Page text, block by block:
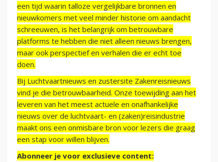
een tijd waarin talloze vergelijkbare bronnen en
nieuwkomers met veel minder historie om aandacht
schreeuwen, is het belangrijk om betrouwbare
platforms te hebben die niet alleen nieuws brengen,
maar ook perspectief en verhalen die er echt toe
doen.
Bij Luchtvaartnieuws en zustersite Zakenreisnieuws
vind je die betrouwbaarheid. Onze toewijding aan het
leveren van het meest actuele en onafhankelijke
nieuws over de luchtvaart- en (zaken)reisindustrie
maakt ons een onmisbare bron voor lezers die graag
een stap voor willen blijven.
Abonneer je voor exclusieve content: